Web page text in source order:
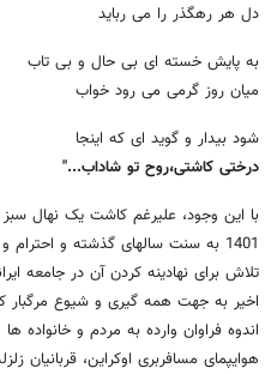
دل هر رهگذر را می رباید
به پایش خسته ای بی حال و بی تاب
میان روز گرمی می رود خواب
شود بیدار و گوید ای که اینجا
درختی کاشتی،روح تو شاداب..."
1401 به سنت سالهای گذشته و
تلاش برای نهادینه کردن آن در جامعه
اخیر به جهت همه گیری و شیوع مرگبار
اندوه فراوان وارده به مردم و
هوایپمای مسافربری اوکراین، قربانیان